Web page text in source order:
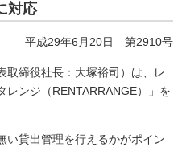
対応
平成29年6月20日 第2910号
締役社長：大塚裕司）は、レ
ンジ（RENTARRANGE）」を
い貸出管理を行えるかがポイン